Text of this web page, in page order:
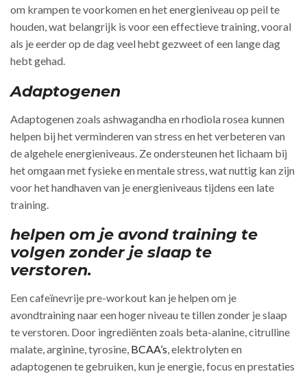
om krampen te voorkomen en het energieniveau op peil te
houden, wat belangrijk is voor een effectieve training, vooral
als je eerder op de dag veel hebt gezweet of een lange dag
hebt gehad.
Adaptogenen
Adaptogenen zoals ashwagandha en rhodiola rosea kunnen
helpen bij het verminderen van stress en het verbeteren van
de algehele energieniveaus. Ze ondersteunen het lichaam bij
het omgaan met fysieke en mentale stress, wat nuttig kan zijn
voor het handhaven van je energieniveaus tijdens een late
training.
helpen om je avond training te
volgen zonder je slaap te
verstoren.
Een cafeïnevrije pre-workout kan je helpen om je
avondtraining naar een hoger niveau te tillen zonder je slaap
te verstoren. Door ingrediënten zoals beta-alanine, citrulline
malate, arginine, tyrosine, BCAA’s, elektrolyten en
adaptogenen te gebruiken, kun je energie, focus en prestaties